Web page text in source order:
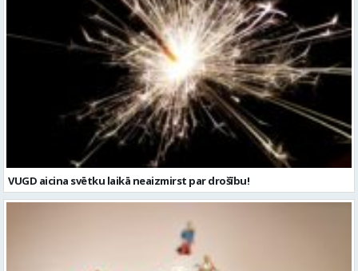
VUGD aicina svētku laikā neaizmirst par drošību!